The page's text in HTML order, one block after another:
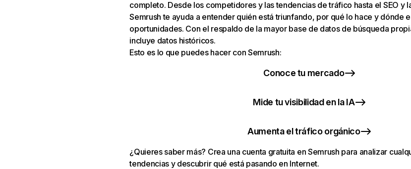
completo. Desde los competidores y las tendencias de tráfico hasta el SEO y
Semrush te ayuda a entender quién está triunfando, por qué lo hace y dónde
oportunidades. Con el respaldo de la mayor base de datos de búsqueda
incluye datos históricos.
Esto es lo que puedes hacer con Semrush:
Conoce tu mercado
Mide tu visibilidad en la IA
Aumenta el tráfico orgánico
¿Quieres saber más? Crea una cuenta gratuita en Semrush para analizar
tendencias y descubrir qué está pasando en Internet.